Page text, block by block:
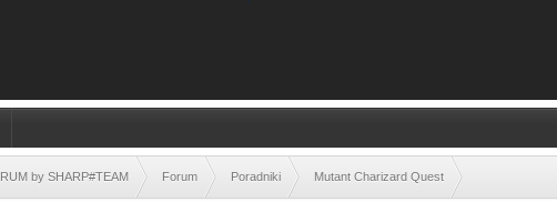
by SHARP#TEAM Forum Poradniki Mutant Charizard Quest